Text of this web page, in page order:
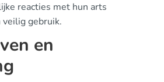
reacties met hun arts
veilig gebruik.
en